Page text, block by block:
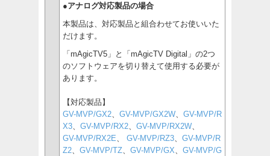
●アナログ対応製品の場合
本製品は、対応製品と組合わせてお使いいた
だけます。
「mAgicTV5」と「mAgicTV Digital」の2つ
のソフトウェアを切り替えて使用する必要が
あります。
【対応製品】
GV-MVP/GX2
GV-MVP/GX2W
GV-MVP/R
X3
GV-MVP/RX2 GV-MVP/RX2W
GV-MVP/RX2E
GV-MVP/RZ3
GV-MVP/R
Z2
GV-MVP/TZ GV-MVP/GX
GV-MVP/G